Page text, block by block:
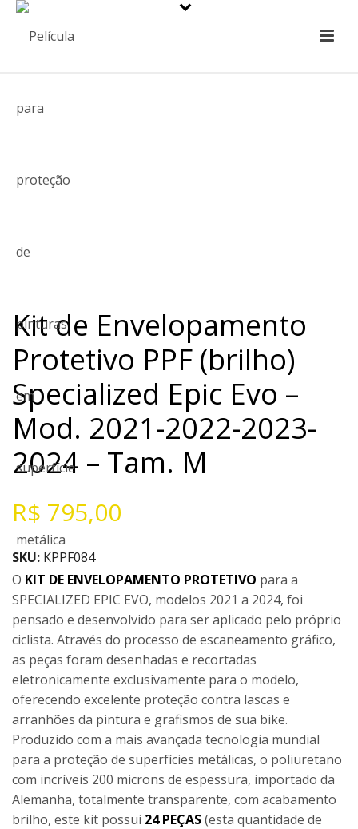
Kit de Envelopamento
Protetivo PPF (brilho)
Specialized Epic Evo –
Mod. 2021-2022-2023-
2024 – Tam. M
R$ 795,00
SKU: KPPF084
O KIT DE ENVELOPAMENTO PROTETIVO para a
SPECIALIZED EPIC EVO, modelos 2021 a 2024, foi
pensado e desenvolvido para ser aplicado pelo próprio
ciclista. Através do processo de escaneamento gráfico,
as peças foram desenhadas e recortadas
eletronicamente exclusivamente para o modelo,
oferecendo excelente proteção contra lascas e
arranhões da pintura e grafismos de sua bike.
Produzido com a mais avançada tecnologia mundial
para a proteção de superfícies metálicas, o poliuretano
com incríveis 200 microns de espessura, importado da
Alemanha, totalmente transparente, com acabamento
brilho, este kit possui 24 PEÇAS(esta quantidade de